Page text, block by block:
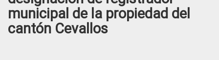
Social
municipal de la propiedad del
cantón Cevallos